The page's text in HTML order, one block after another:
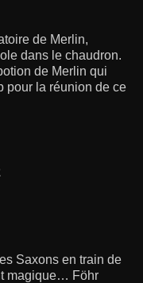
de Merlin,
dans le chaudron.
de Merlin qui
pour la réunion de ce
Saxons en train de
magique… Föhr